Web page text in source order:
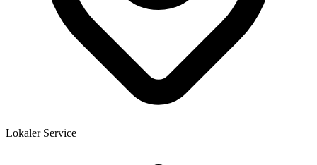
Lokaler Service